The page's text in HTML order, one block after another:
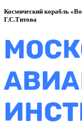
Космический корабль
Г.С.Титова